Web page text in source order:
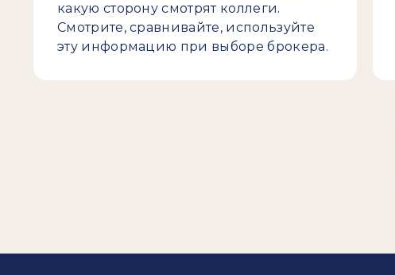
какую сторону смотрят коллеги.
Смотрите, сравнивайте, используйте
эту информацию при выборе брокера.